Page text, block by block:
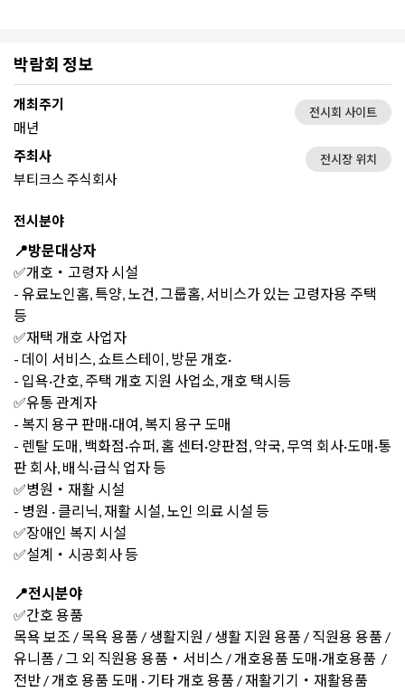
박람회 정보
개최주기
매년
전시회 사이트
주최사
부티크스 주식회사
전시장 위치
전시분야
📍방문대상자
✅개호・고령자 시설
- 유료노인홈, 특양, 노건, 그룹홈, 서비스가 있는 고령자용 주택
등
✅재택 개호 사업자
- 데이 서비스, 쇼트스테이, 방문 개호·
- 입욕·간호, 주택 개호 지원 사업소, 개호 택시등
✅유통 관계자
- 복지 용구 판매·대여, 복지 용구 도매
- 렌탈 도매, 백화점·슈퍼, 홈 센터·양판점, 약국, 무역 회사·도매·통
판 회사, 배식·급식 업자 등
✅병원・재활 시설
- 병원 · 클리닉, 재활 시설, 노인 의료 시설 등
✅장애인 복지 시설
✅설계・시공회사 등
📍전시분야
✅간호 용품
목욕 보조 / 목욕 용품 / 생활지원 / 생활 지원 용품 / 직원용 용품 /
유니폼 / 그 외 직원용 용품・서비스 / 개호용품 도매·개호용품 /
전반 / 개호 용품 도매 · 기타 개호 용품 / 재활기기・재활용품